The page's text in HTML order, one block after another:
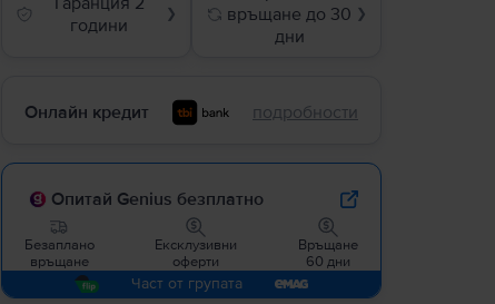
години
❯
връщане до 30
дни
❯
Онлайн кредит подробности
Опитай Genius безплатно
Безаплано
връщане
Ексклузивни
оферти
Връщане
60 дни
Част от групата